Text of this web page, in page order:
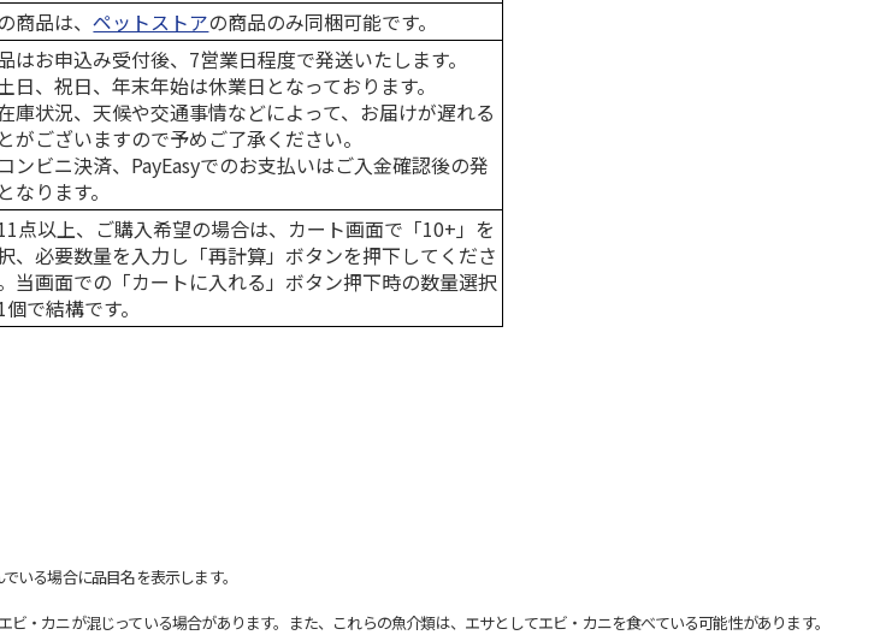
商品は、ペットストアの商品のみ同梱可能です。
はお申込み受付後、7営業日程度で発送いたします。
日、祝日、年末年始は休業日となっております。
庫状況、天候や交通事情などによって、お届けが遅れる
がございますので予めご了承ください。
ンビニ決済、PayEasyでのお支払いはご入金確認後の発
なります。
点以上、ご購入希望の場合は、カート画面で「10+」を
、必要数量を入力し「再計算」ボタンを押下してくださ
当画面での「カートに入れる」ボタン押下時の数量選択
個で結構です。
いる場合に品目名を表示します。
カニが混じっている場合があります。また、これらの魚介類は、エサとしてエビ・カニを食べている可能性があります。